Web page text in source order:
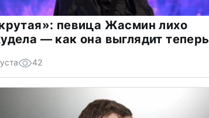
певица Жасмин лихо
— как она выглядит теперь
42